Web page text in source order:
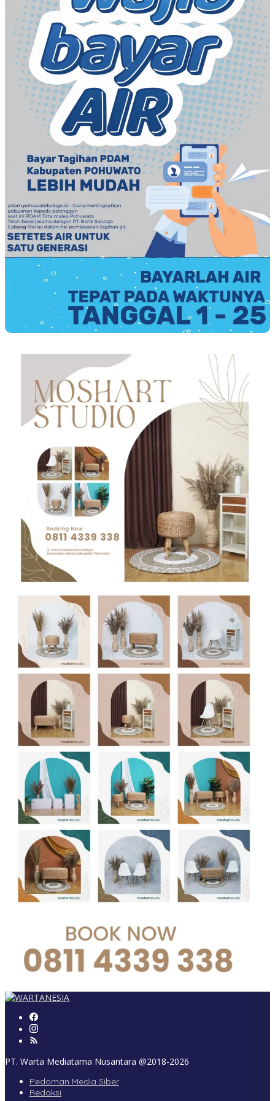
PT. Warta Mediatama Nusantara @2018-2026
Pedoman Media Siber
Redaksi